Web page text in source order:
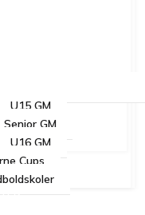
U15 GM
Senior GM
U16 GM
Cups